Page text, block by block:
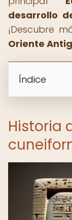
desarrollo
¡Descubre
Oriente
Índice
Historia